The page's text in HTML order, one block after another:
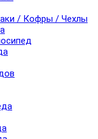
/ Кофры / Чехлы